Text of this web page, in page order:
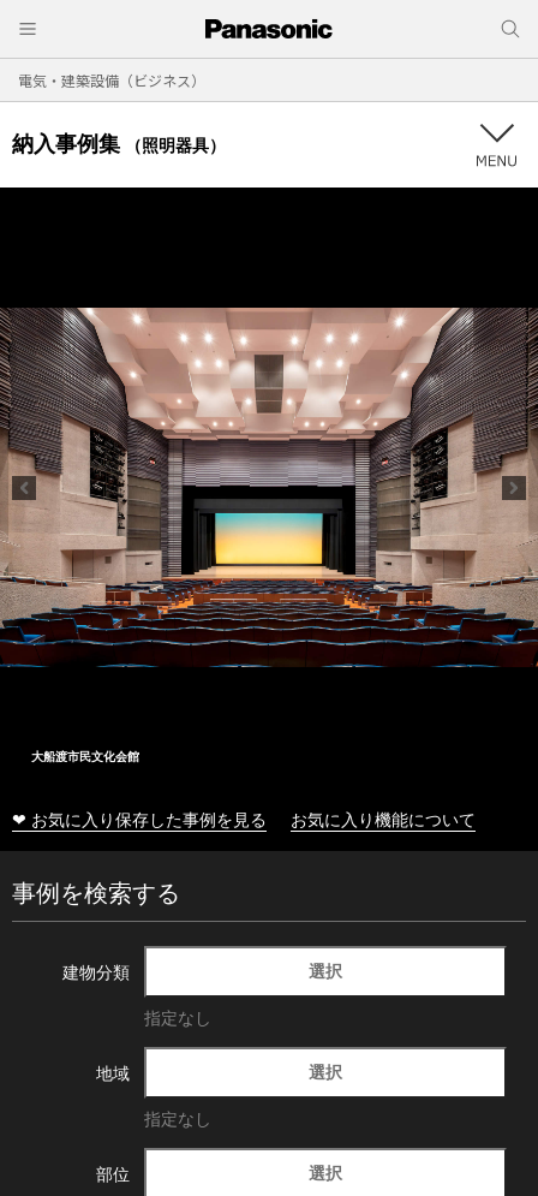
電気・建築設備（ビジネス）
納入事例集 （照明器具）
大船渡市民文化会館
❤ お気に入り保存した事例を見る お気に入り機能について
事例を検索する
建物分類 選択
指定なし
地域 選択
指定なし
部位 選択